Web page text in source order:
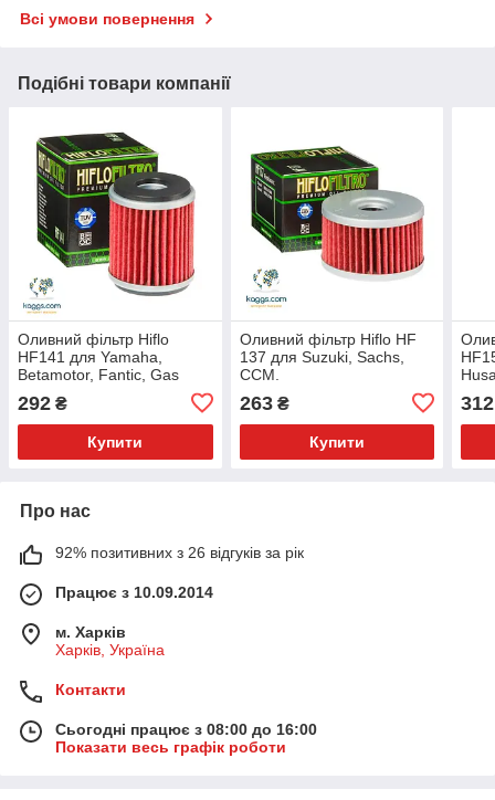
Всі умови повернення
Подібні товари компанії
Оливний фільтр Hiflo
HF141 для Yamaha,
Betamotor, Fantic, Gas
Rieju, TM Racing.
292 ₴
Купити
Оливний фільтр Hiflo HF
137 для Suzuki, Sachs,
CCM.
263₴
Купити
312
Про нас
92% позитивних з 26 відгуків за рік
Працює з 10.09.2014
м. Харків
Харків, Україна
Контакти
Сьогодні працює з 08:00 до 16:00
Показати весь графік роботи